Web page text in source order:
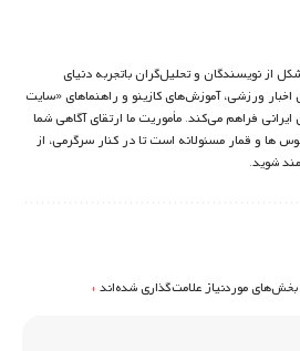
از نویسندگان و تحلیل‌گران باتجربه دنیای
ورزشی، آموزش‌های کازینو و راهنماهای «سایت
فراهم می‌کند. مأموریت ما ارتقای آگاهی شما
ها و قمار مسئولانه است تا در کنار سرگرمی، از
شوید.
بخش‌های موردنیاز علامت‌گذاری شده‌اند*